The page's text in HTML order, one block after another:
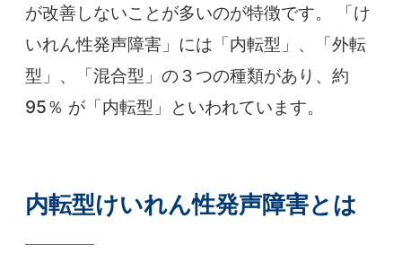
が改善しないことが多いのが特徴です。 「け
いれん性発声障害」には「内転型」、「外転
型」、「混合型」の３つの種類があり、約
95％ が「内転型」といわれています。
内転型けいれん性発声障害とは